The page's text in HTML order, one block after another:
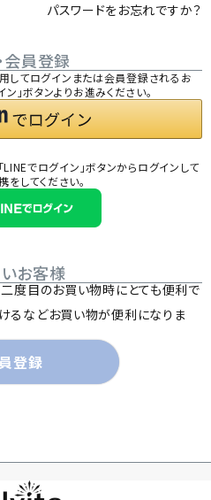
パスワードをお忘れですか？
会員登録
てログインまたは会員登録されるお
」ボタンよりお進みください。
でログイン」ボタンからログインして
をしてください。
お客様
度目のお買い物時にとても便利で
るなどお買い物が便利になりま
登録